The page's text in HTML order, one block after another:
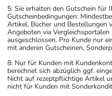
5: Sie erhalten den Gutschein für
Gutscheinbedingungen:
Artikel, Bücher und Bestellungen
Angeboten via
ausgeschlossen. Pro Kunde nur
mit anderen Gutscheinen,
8: Nur für Kunden mit
berechnet sich abzüglich ggf.
Nicht auf rezeptpflichtige Artikel
nicht für Kunden mit